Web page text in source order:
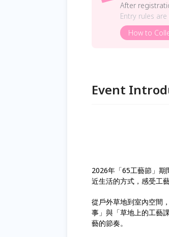
After
Entry rules
How to
Event
2026年「65工藝節」
近生活的方式，感受工
從戶外草地到室內空間
事」與「草地上的工藝
藝的節奏。